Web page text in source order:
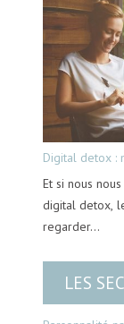
Digital detox :
Et si nous
digital detox,
regarder…
LES